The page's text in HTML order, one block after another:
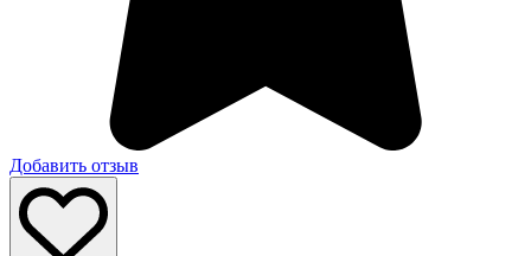
Добавить отзыв